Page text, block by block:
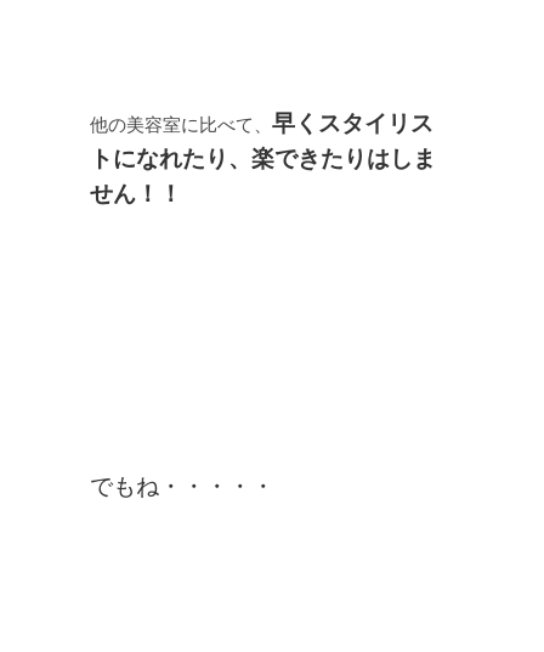
他の美容室に比べて、 早くスタイリス
トになれたり、楽できたりはしま
せん！！
でもね・・・・・